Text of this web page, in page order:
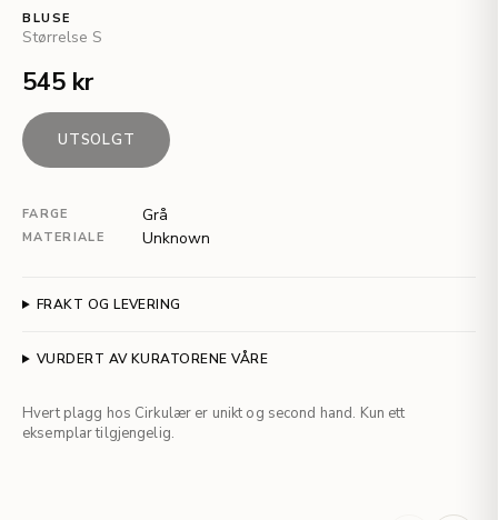
BLUSE
Størrelse S
545 kr
UTSOLGT
FARGE Grå
MATERIALE Unknown
FRAKT OG LEVERING
VURDERT AV KURATORENE VÅRE
Hvert plagg hos Cirkulær er unikt og second hand. Kun ett
eksemplar tilgjengelig.